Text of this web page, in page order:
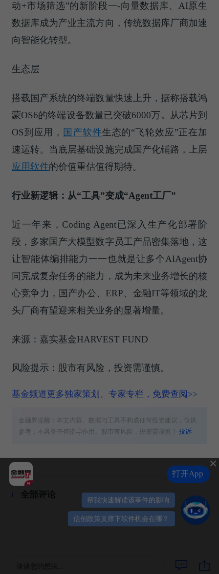
动+市场筛选”的新阶段一-向量数据库、AI原生
数据库成为产业主流方向，传统数据库厂商加速
向智能化转型。
生态层
搭载国产系统的终端数量快速上升，据称搭载鸿
蒙OS6的终端设备数量已突破6000万。从芯片到
OS到应用，
国产软件生态的“飞轮效应”正在加
速运转。当底层基础设施完成国产化铺路，上层
应用软件的价值重估值得期待。
行业新逻辑：从“工具”变成“Agent工厂”
近一年来，Coding Agent已深入生产化部署阶
段，多家国产大模型数字员工产品密集落地，这
让智能体编排能力一一也就是让多个AIAgent协
同完成复杂任务的能力，成为未来业务增长的核
心竞争力，国产办公、ERP、金融IT等领域的龙
头厂商有望迎来相关业务的显著增量。
来源：嘉实基金HARVEST FUND
风险提示：股市有风险，投资需谨慎。
基金频道更多独家策划、专家专栏，免费查阅>>
金融界提醒：本文内容、数据与工具不构成任何投资建议，仅供
参考，不具备任何指导作用。股市有风险，投资需谨慎！投诉
全部评论
谈谈您的想法...
帮我快速解读该事件的影响
信创政策支撑下软件机会在哪？
打开App